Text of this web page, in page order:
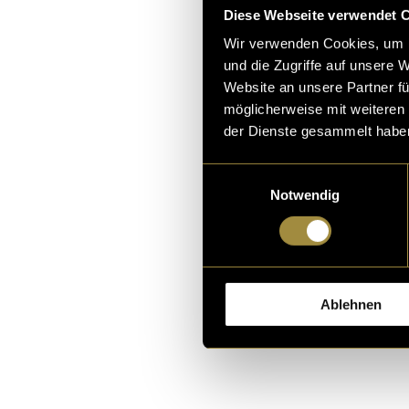
Diese Webseite verwendet
Wir verwenden Cookies,
und die Zugriffe auf unsere
Website an unsere Partner
möglicherweise mit
der Dienste gesammelt
Notwendig
Ablehnen
and already
Even though I
creating this
work, show
I see this
to develop the
I want to
using this
(vha)